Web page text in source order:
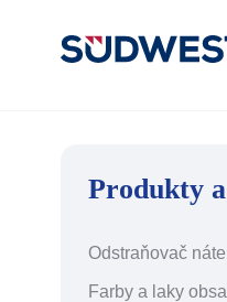
Produkty
Odstraňovač
Farby a laky